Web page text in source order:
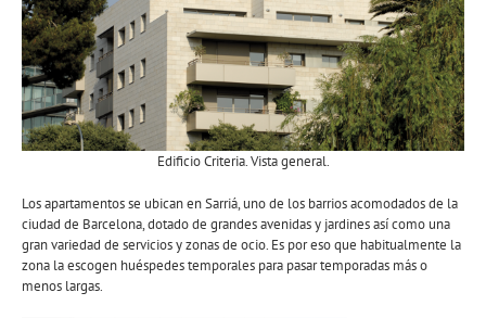
Edificio Criteria. Vista general.
Los apartamentos se ubican en Sarriá, uno de los barrios acomodados de la
ciudad de Barcelona, dotado de grandes avenidas y jardines así como una
gran variedad de servicios y zonas de ocio. Es por eso que habitualmente la
zona la escogen huéspedes temporales para pasar temporadas más o
menos largas.